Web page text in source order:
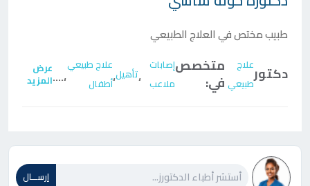
طبيب مختص في العلاج الطبيعي
دكتورعلاج
طبيعي
متخصص
في:
إصابات
ملاعب ،تأهيل،
علاج طبيعي
أطفال
،....عرض
المزيد
إرســـال